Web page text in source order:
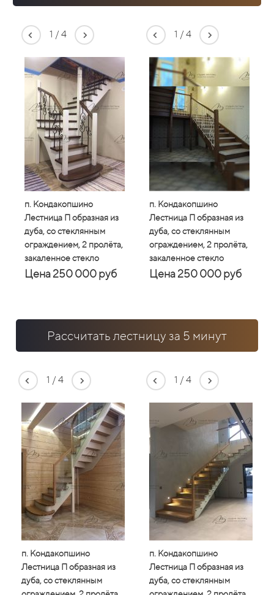
1 / 4
п. Кондакопшино
Лестница П образная из
дуба, со стеклянным
ограждением, 2 пролёта,
закаленное стекло
Цена 250 000 руб
п. Кондакопшино
Лестница П образная из
дуба, со стеклянным
ограждением, 2 пролёта,
закаленное стекло
Цена 250 000 руб Цена
1 / 4
п. Кондакопшино
Лестница П образная из
дуба, со стеклянным
ограждением, 2 пролёта,
закаленное стекло
Цена 250 000 руб
Рассчитать лестницу за 5 минут
1 / 4
п. Кондакопшино
Лестница П образная из
дуба, со стеклянным
п. Кондакопшино
Лестница П образная из
дуба, со стеклянным
1 / 4
п. Кондакопшино
Лестница П образная из
дуба, со стеклянным